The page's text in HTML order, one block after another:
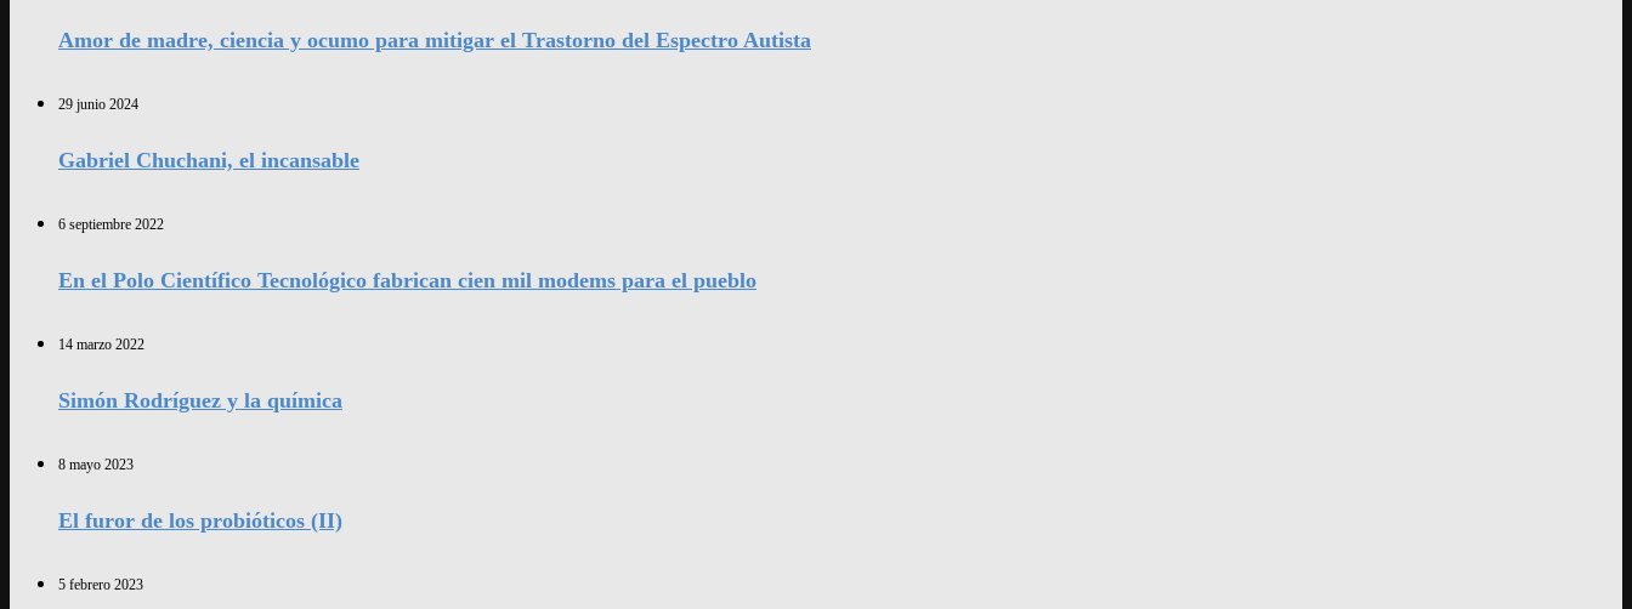
Amor de madre, ciencia y ocumo para mitigar el Trastorno del Espectro Autista
29 junio 2024
Gabriel Chuchani, el incansable
6 septiembre 2022
En el Polo Científico Tecnológico fabrican cien mil modems para el pueblo
14 marzo 2022
Simón Rodríguez y la química
8 mayo 2023
El furor de los probióticos (II)
5 febrero 2023